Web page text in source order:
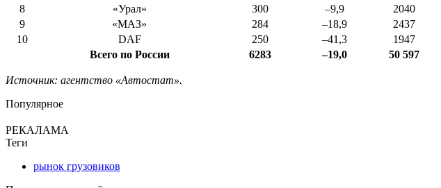
8
«Урал» 300 –9,9 2040
9
«МАЗ» 284 –18,9 2437
10
DAF 250 –41,3 1947
Всего по России
6283 –19,0 50 597
Источник: агентство «Автостат».
Популярное
РЕКАЛАМА
Теги
рынок грузовиков